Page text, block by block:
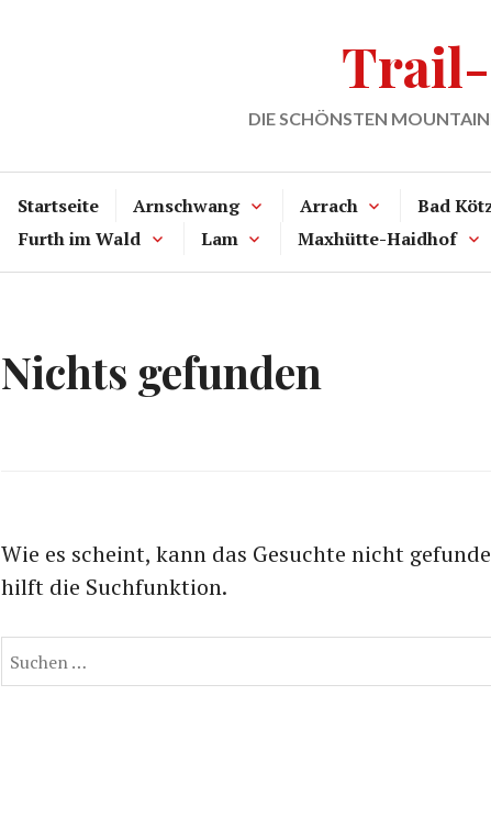
Trail-
DIE SCHÖNSTEN
Startseite Arnschwang Arrach Bad
Furth im Wald
Lam Maxhütte-Haidhof
Nichts gefunden
Wie es scheint, kann das Gesuchte nicht
hilft die Suchfunktion.
Suchen
nach: